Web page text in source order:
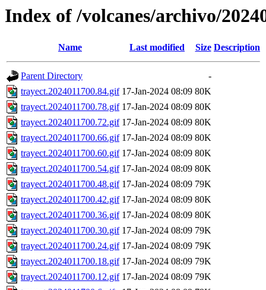
Index of /volcanes/archivo/
Name Last modified Size Description
Parent Directory
-
trayect.2024011700.84.gif 17-Jan-2024 08:09 80K
trayect.2024011700.78.gif 17-Jan-2024 08:09 80K
trayect.2024011700.72.gif 17-Jan-2024 08:09 80K
trayect.2024011700.66.gif 17-Jan-2024 08:09 80K
trayect.2024011700.60.gif 17-Jan-2024 08:09 80K
trayect.2024011700.54.gif 17-Jan-2024 08:09 80K
trayect.2024011700.48.gif 17-Jan-2024 08:09 79K
trayect.2024011700.42.gif 17-Jan-2024 08:09 80K
trayect.2024011700.36.gif 17-Jan-2024 08:09 80K
trayect.2024011700.30.gif 17-Jan-2024 08:09 79K
trayect.2024011700.24.gif 17-Jan-2024 08:09 79K
trayect.2024011700.18.gif 17-Jan-2024 08:09 79K
trayect.2024011700.12.gif 17-Jan-2024 08:09 79K